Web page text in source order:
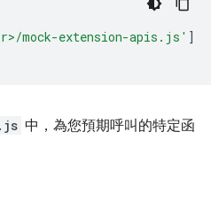
mock-extension-apis.js' ]
中，為您預期呼叫的特定函